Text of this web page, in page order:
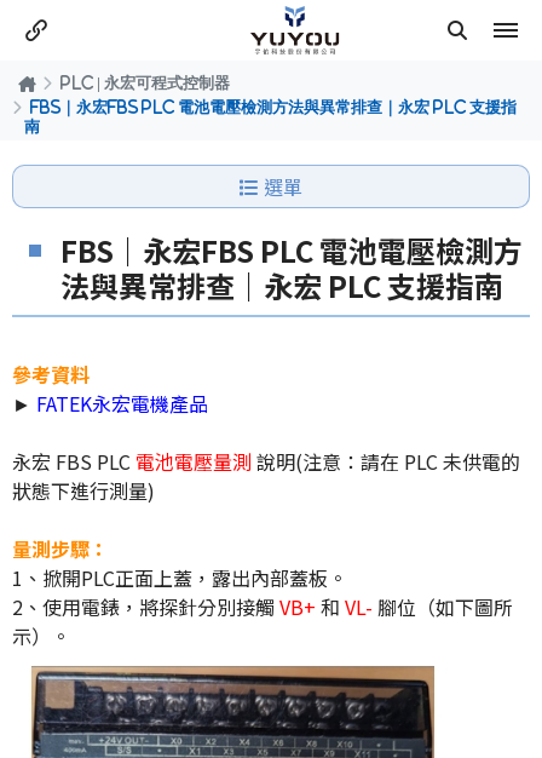
PLC | 永宏可程式控制器
FBS｜永宏FBS PLC 電池電壓檢測方法與異常排查｜永宏 PLC 支援指
南
選單
FBS｜永宏FBS PLC 電池電壓檢測方
法與異常排查｜永宏 PLC 支援指南
參考資料
► FATEK永宏電機產品
永宏 FBS PLC 電池電壓量測 說明(注意：請在 PLC 未供電的
狀態下進行測量)
量測步驟：
1、掀開PLC正面上蓋，露出內部蓋板。
2、使用電錶，將探針分別接觸 VB+ 和 VL- 腳位（如下圖所
示）。